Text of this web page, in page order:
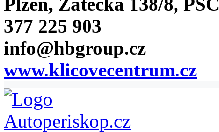
Plzeň, Žatecká 138/8,
377 225 903
info@hbgroup.cz
www.klicovecentrum.cz